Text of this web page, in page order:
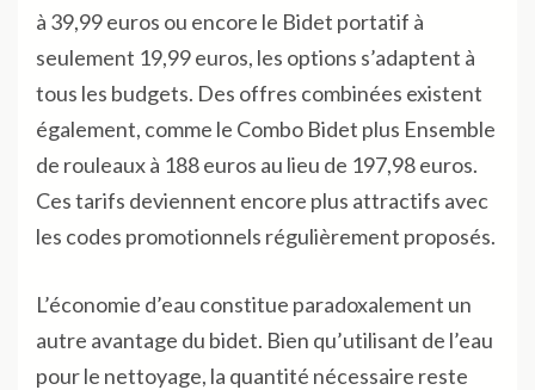
à 39,99 euros ou encore le Bidet portatif à
seulement 19,99 euros, les options s’adaptent à
tous les budgets. Des offres combinées existent
également, comme le Combo Bidet plus Ensemble
de rouleaux à 188 euros au lieu de 197,98 euros.
Ces tarifs deviennent encore plus attractifs avec
les codes promotionnels régulièrement proposés.
L’économie d’eau constitue paradoxalement un
autre avantage du bidet. Bien qu’utilisant de l’eau
pour le nettoyage, la quantité nécessaire reste